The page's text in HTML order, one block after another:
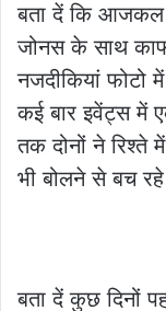
बता दें कि आजकल
जोनस के साथ
नजदीकियां
कई बार इवेंट्स में
तक दोनों ने रिश्ते
भी बोलने से बच
बता दें कुछ दिनों